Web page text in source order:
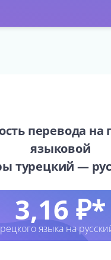
перевода на
языковой
турецкий —
3,16 ₽*
языка на